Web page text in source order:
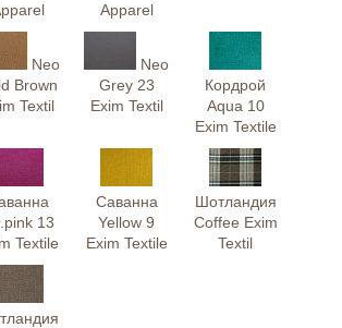
Apparel
Neo
Brown
Textil
Neo
Grey 23
Exim Textil
Кордрой
Aqua 10
Exim Textile
13
Textile
Саванна
Yellow 9
Exim Textile
Шотландия
Coffee Exim
Textil